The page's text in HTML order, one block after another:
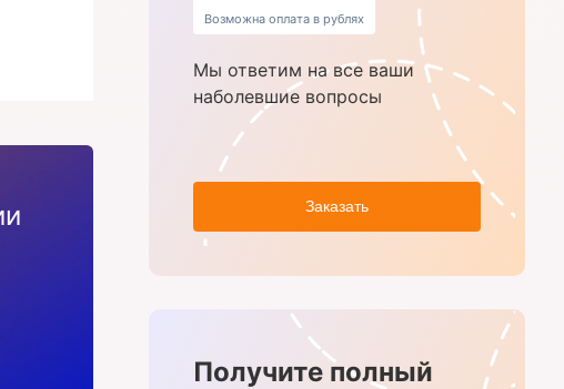
Возможна оплата в рублях
Мы ответим на все ваши
наболевшие вопросы
Заказать
Получите полный